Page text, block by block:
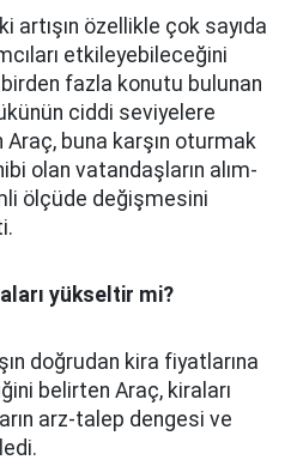
artışın özellikle çok sayıda
etkileyebileceğini
fazla konutu bulunan
ciddi seviyelere
buna karşın oturmak
olan vatandaşların alım-
ölçüde değişmesini
yükseltir mi?
doğrudan kira fiyatlarına
belirten Araç, kiraları
arz-talep dengesi ve